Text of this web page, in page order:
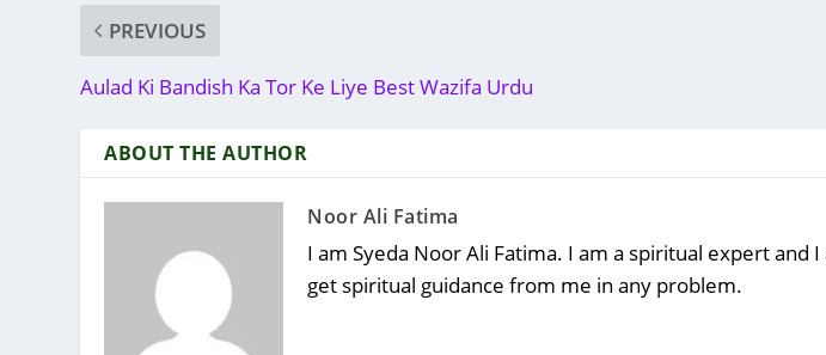
PREVIOUS
Aulad Ki Bandish Ka Tor Ke Liye Best Wazifa Urdu
ABOUT THE AUTHOR
Noor Ali Fatima
I am Syeda Noor Ali Fatima. I am a spiritual expert
get spiritual guidance from me in any problem.